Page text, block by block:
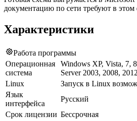
документацию по сети требуют в этом
Характеристики
Работа программы
Операционная
система
Windows XP, Vista, 7,
Server 2003, 2008,
Linux
Запуск в Linux
Язык
интерфейса
Русский
Срок лицензии Бессрочная